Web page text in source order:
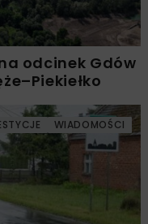
odcinek Gdów
WIADOMOŚCI